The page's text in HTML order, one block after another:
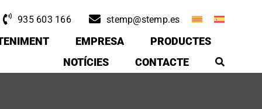
935 603 166 stemp@stemp.es
EMPRESA
PRODUCTES
NOTÍCIES
CONTACTE